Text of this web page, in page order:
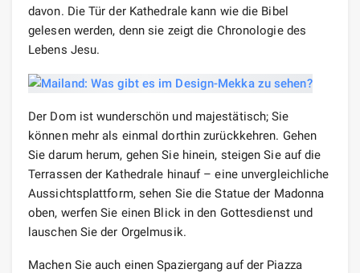
davon. Die Tür der Kathedrale kann wie die Bibel
gelesen werden, denn sie zeigt die Chronologie des
Lebens Jesu.
Der Dom ist wunderschön und majestätisch; Sie
können mehr als einmal dorthin zurückkehren. Gehen
Sie darum herum, gehen Sie hinein, steigen Sie auf die
Terrassen der Kathedrale hinauf – eine unvergleichliche
Aussichtsplattform, sehen Sie die Statue der Madonna
oben, werfen Sie einen Blick in den Gottesdienst und
lauschen Sie der Orgelmusik.
Machen Sie auch einen Spaziergang auf der Piazza